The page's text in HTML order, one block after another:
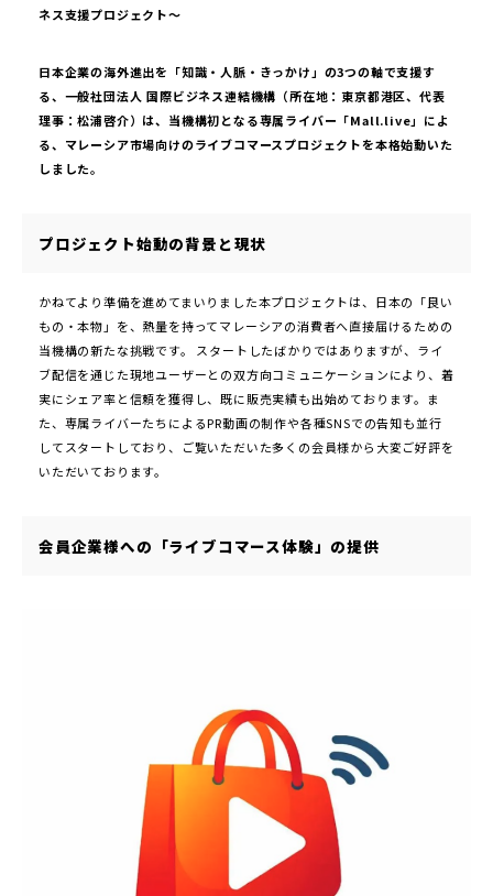
ネス支援プロジェクト〜
日本企業の海外進出を「知識・人脈・きっかけ」の3つの軸で支援す
る、一般社団法人 国際ビジネス連結機構（所在地：東京都港区、代表
理事：松浦啓介）は、当機構初となる専属ライバー「Mall.live」によ
る、マレーシア市場向けのライブコマースプロジェクトを本格始動いた
しました。
プロジェクト始動の背景と現状
かねてより準備を進めてまいりました本プロジェクトは、日本の「良い
もの・本物」を、熱量を持ってマレーシアの消費者へ直接届けるための
当機構の新たな挑戦です。 スタートしたばかりではありますが、ライ
ブ配信を通じた現地ユーザーとの双方向コミュニケーションにより、着
実にシェア率と信頼を獲得し、既に販売実績も出始めております。ま
た、専属ライバーたちによるPR動画の制作や各種SNSでの告知も並行
してスタートしており、ご覧いただいた多くの会員様から大変ご好評を
いただいております。
会員企業様への「ライブコマース体験」の提供